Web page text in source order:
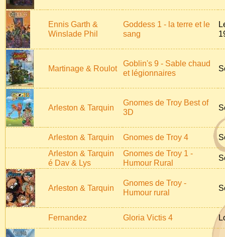
Ennis Garth &
Winslade Phil
Goddess 1 - la terre et le
sang
Martinage & Roulot
Goblin's 9 - Sable chaud
et légionnaires
Arleston & Tarquin
Gnomes de Troy Best of
3D
Arleston & Tarquin Gnomes de Troy 4
Arleston & Tarquin
é Dav & Lys
Gnomes de Troy 1 -
Humour Rural
Arleston & Tarquin
Gnomes de Troy -
Humour rural
Fernandez Gloria Victis 4